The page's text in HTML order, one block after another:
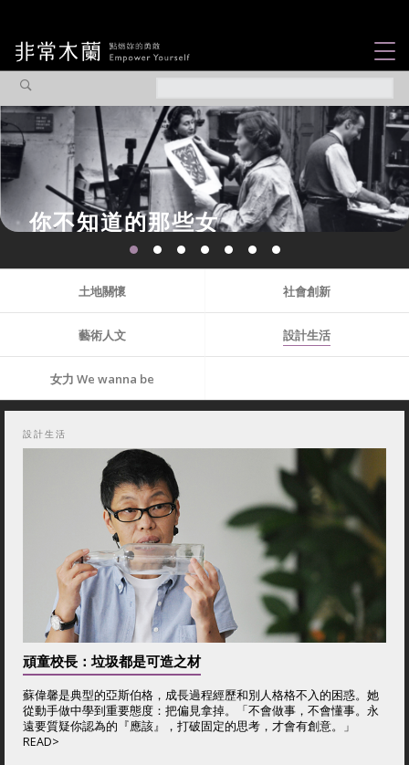
觀點專欄
焦點企劃
社會企業
認識我們
土地關懷 社會創新
藝術人文 設計生活
女力 We wanna be
設計生活
頑童校長：垃圾都是可造之材
蘇偉馨是典型的亞斯伯格，成長過程經歷和別人格格不入的困惑。她
從動手做中學到重要態度：把偏見拿掉。「不會做事，不會懂事。永
遠要質疑你認為的『應該』，打破固定的思考，才會有創意。」
READ>